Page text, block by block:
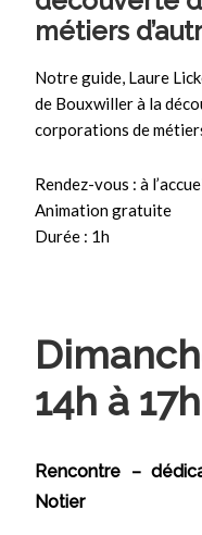
métiers
Notre guide, Laure
de Bouxwiller à la
corporations de
Rendez-vous : à
Animation gratuite
Durée : 1h
14h à
Rencontre –
Notier